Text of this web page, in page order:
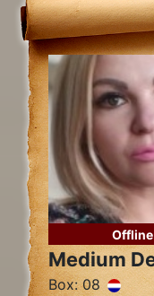
Offline
Medium
Box: 08